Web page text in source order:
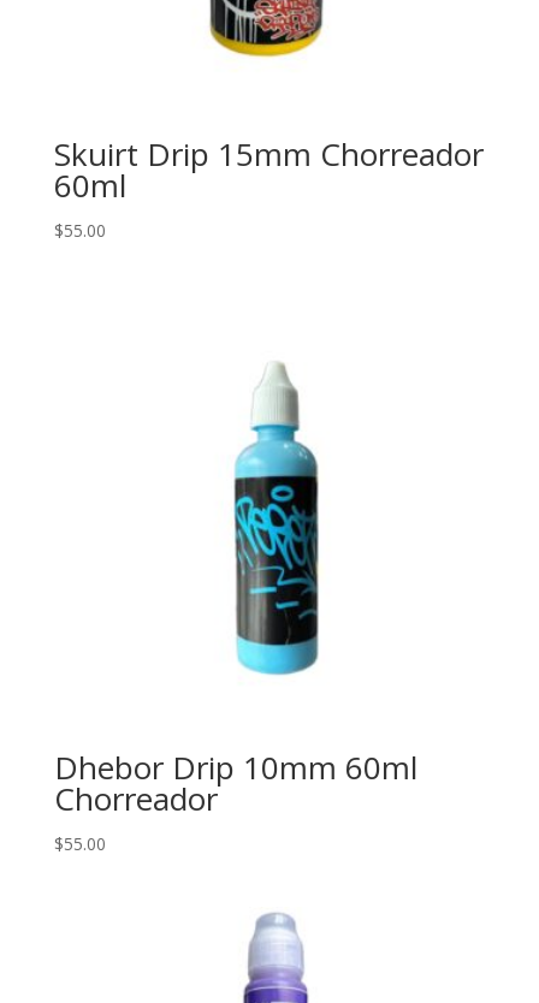
Skuirt Drip 15mm Chorreador
60ml
$55.00
Dhebor Drip 10mm 60ml
Chorreador
$55.00